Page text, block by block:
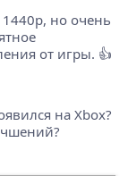
но очень
от игры. 👍
на Xbox?